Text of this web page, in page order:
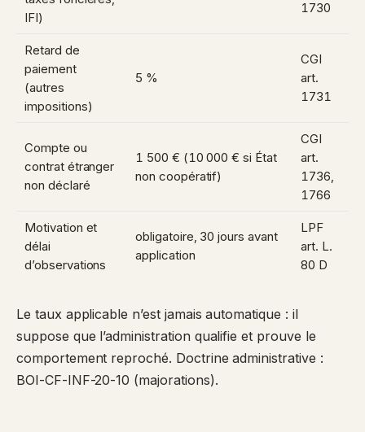
IFI)
1730
Retard de
paiement
(autres
impositions)
5 %
CGI
art.
1731
Compte ou
contrat étranger
non déclaré
1 500 € (10 000 € si État
non coopératif)
CGI
art.
1736,
1766
Motivation et
délai
d’observations
obligatoire, 30 jours avant
application
LPF
art. L.
80 D
Le taux applicable n’est jamais automatique : il
suppose que l’administration qualifie et prouve le
comportement reproché. Doctrine administrative :
BOI-CF-INF-20-10 (majorations).